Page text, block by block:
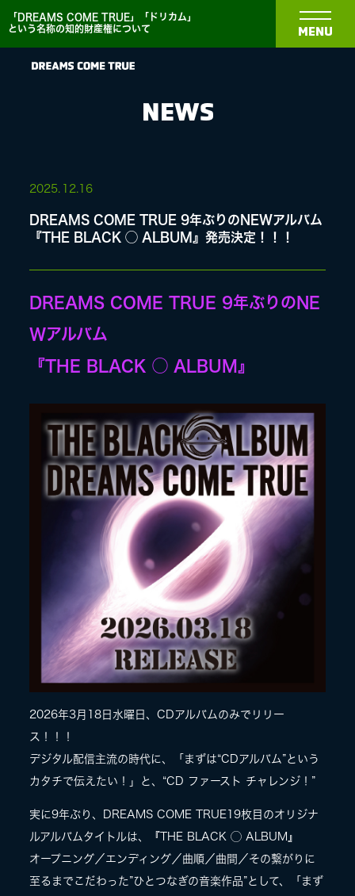
「DREAMS COME TRUE」「ドリカム」
という名称の知的財産権について
MENU
BIOGRAPHY
MEDIA
SPECIAL SITE
MASA BLOG
NEWS
2025. 12.16
DREAMS COME TRUE 9年ぶりのNEWアルバム
『THE BLACK ◯ ALBUM』発売決定！！！
DREAMS COME TRUE 9年ぶりのNE
Wアルバム
『THE BLACK ◯ ALBUM』
2026年3月18日水曜日、CDアルバムのみでリリー
ス！！！
デジタル配信主流の時代に、「まずは“CDアルバム”という
カタチで伝えたい！」と、“CD ファースト チャレンジ！”
実に9年ぶり、DREAMS COME TRUE19枚目のオリジナ
ルアルバムタイトルは、『THE BLACK ◯ ALBUM』
オープニング／エンディング／曲順／曲間／その繋がりに
至るまでこだわった”ひとつなぎの音楽作品”として、「まず